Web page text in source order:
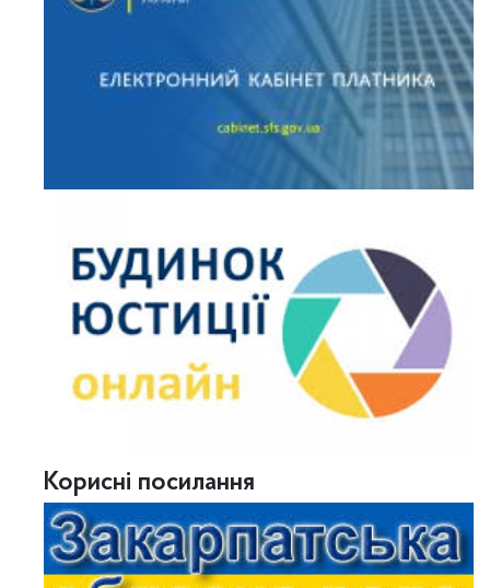
Корисні посилання